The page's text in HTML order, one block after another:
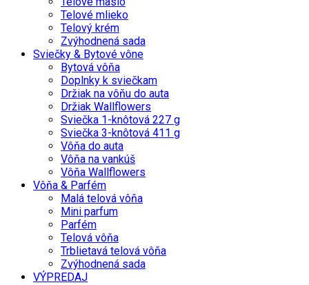
Telové mlieko
Telový krém
Zvýhodnená sada
Sviečky & Bytové vône
Bytová vôňa
Doplnky k sviečkam
Držiak na vôňu do auta
Držiak Wallflowers
Sviečka 1-knôtová 227 g
Sviečka 3-knôtová 411 g
Vôňa do auta
Vôňa na vankúš
Vôňa Wallflowers
Vôňa & Parfém
Malá telová vôňa
Mini parfum
Parfém
Telová vôňa
Trblietavá telová vôňa
Zvýhodnená sada
VÝPREDAJ